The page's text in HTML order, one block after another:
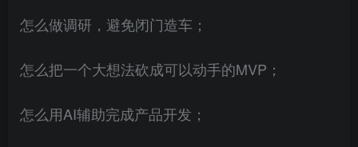
怎么做调研，避免闭门造车；
怎么把一个大想法砍成可以动手的MVP；
怎么用AI辅助完成产品开发；